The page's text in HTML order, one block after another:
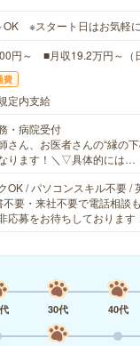
OK ※スタート日はお気軽
円～ ■月収19.2万円～（
費
定内支給
・病院受付
さん、お医者さんの“縁の
ります！＼▽具体的には…
OK / パソコンスキル不要 /
不要・来社不要で電話相談
応募をお待ちしておりま
30代 40代